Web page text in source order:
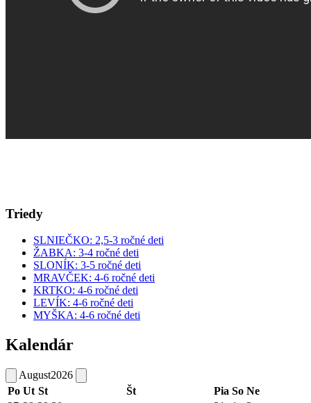
Triedy
SLNIEČKO: 2,5-3 ročné deti
ŽABKA: 3-4 ročné deti
SLONÍK: 3-5 ročné deti
MRAVČEK: 4-6 ročné deti
KRTKO: 4-6 ročné deti
LEVÍK: 4-6 ročné deti
MYŠKA: 4-6 ročné deti
Kalendár
August2026
Po Ut St Št Pia So Ne